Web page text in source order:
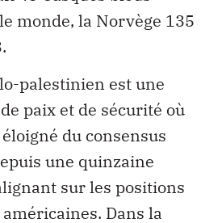
monde, la Norvège 135
palestinien est une
paix et de sécurité où
éloigné du consensus
une quinzaine
sur les positions
Dans la